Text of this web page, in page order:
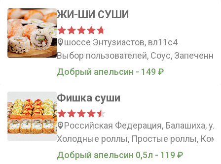
ЖИ-ШИ СУШИ
шоссе Энтузиастов, вл11с4
Выбор пользователей, Соус,
Добрый апельсин - 149 ₽
Фишка суши
Российская Федерация, Балашиха,
Холодные роллы, Простые роллы,
Добрый апельсин 0,5л - 119 ₽